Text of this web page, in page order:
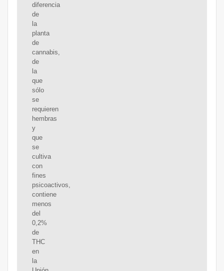
diferencia
de
la
planta
de
cannabis,
de
la
que
sólo
se
requieren
hembras
y
que
se
cultiva
con
fines
psicoactivos,
contiene
menos
del
0,2%
de
THC
en
la